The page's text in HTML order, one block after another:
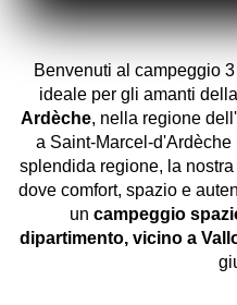
Benvenuti al campeggio
ideale per gli amanti
Ardèche, nella regione
a Saint-Marcel-
splendida regione, la
dove comfort, spazio e
un campeggio
dipartimento, vicino a